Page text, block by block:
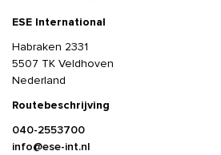
ESE International
Habraken 2331
5507 TK Veldhoven
Nederland
Routebeschrijving
040-2553700
info@ese-int.nl